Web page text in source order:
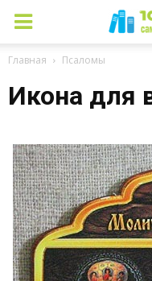
Главная Псаломы
Икона для